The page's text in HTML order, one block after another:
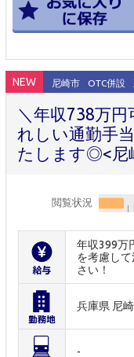
NEW 尼崎市 OTC併設
＼年収738万
れしい通勤手
たします◎<尼
閲覧状況
年収399万
を考慮し
さい！
兵庫県 尼
-